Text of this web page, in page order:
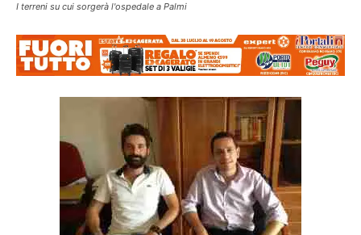
I terreni su cui sorgerà l'ospedale a Palmi